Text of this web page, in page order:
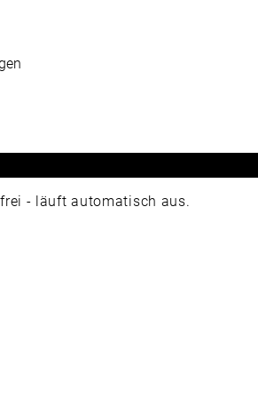
- läuft automatisch aus.